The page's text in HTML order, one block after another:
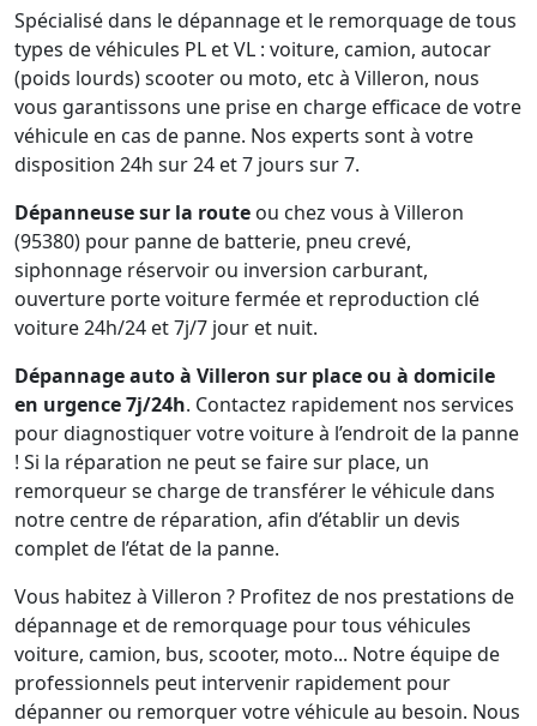
Spécialisé dans le dépannage et le remorquage de tous
types de véhicules PL et VL : voiture, camion, autocar
(poids lourds) scooter ou moto, etc à Villeron, nous
vous garantissons une prise en charge efficace de votre
véhicule en cas de panne. Nos experts sont à votre
disposition 24h sur 24 et 7 jours sur 7.
Dépanneuse sur la route ou chez vous à Villeron
(95380) pour panne de batterie, pneu crevé,
siphonnage réservoir ou inversion carburant,
ouverture porte voiture fermée et reproduction clé
voiture 24h/24 et 7j/7 jour et nuit.
Dépannage auto à Villeron sur place ou à domicile
en urgence 7j/24h. Contactez rapidement nos services
pour diagnostiquer votre voiture à l’endroit de la panne
! Si la réparation ne peut se faire sur place, un
remorqueur se charge de transférer le véhicule dans
notre centre de réparation, afin d’établir un devis
complet de l’état de la panne.
Vous habitez à Villeron ? Profitez de nos prestations de
dépannage et de remorquage pour tous véhicules
voiture, camion, bus, scooter, moto... Notre équipe de
professionnels peut intervenir rapidement pour
dépanner ou remorquer votre véhicule au besoin. Nous